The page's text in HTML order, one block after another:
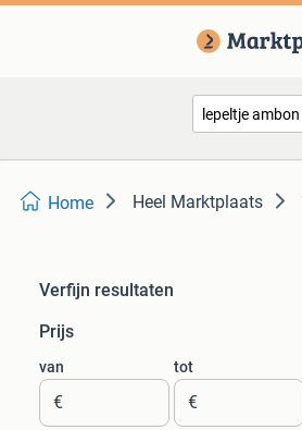
Home Heel Marktplaats
Verfijn resultaten
Prijs
van
€
tot
€